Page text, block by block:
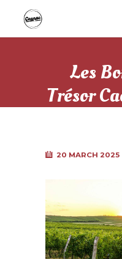
Les
Trésor
20 MARCH 2025